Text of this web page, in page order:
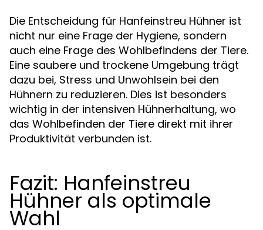
Die Entscheidung für Hanfeinstreu Hühner ist
nicht nur eine Frage der Hygiene, sondern
auch eine Frage des Wohlbefindens der Tiere.
Eine saubere und trockene Umgebung trägt
dazu bei, Stress und Unwohlsein bei den
Hühnern zu reduzieren. Dies ist besonders
wichtig in der intensiven Hühnerhaltung, wo
das Wohlbefinden der Tiere direkt mit ihrer
Produktivität verbunden ist.
Fazit: Hanfeinstreu
Hühner als optimale
Wahl